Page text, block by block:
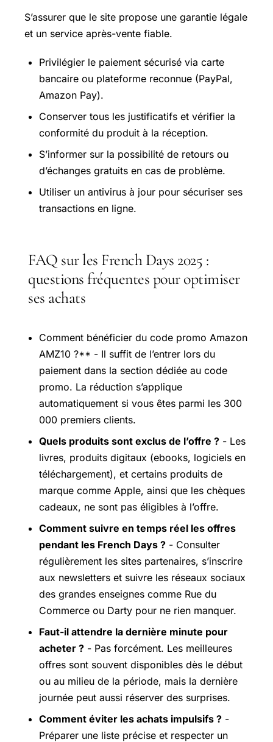
S’assurer que le site propose une garantie légale
et un service après-vente fiable.
Privilégier le paiement sécurisé via carte
bancaire ou plateforme reconnue (PayPal,
Amazon Pay).
Conserver tous les justificatifs et vérifier la
conformité du produit à la réception.
S’informer sur la possibilité de retours ou
d’échanges gratuits en cas de problème.
Utiliser un antivirus à jour pour sécuriser ses
transactions en ligne.
FAQ sur les French Days 2025 :
questions fréquentes pour optimiser
ses achats
Comment bénéficier du code promo Amazon
AMZ10 ?** - Il suffit de l’entrer lors du
paiement dans la section dédiée au code
promo. La réduction s’applique
automatiquement si vous êtes parmi les 300
000 premiers clients.
Quels produits sont exclus de l’offre ? - Les
livres, produits digitaux (ebooks, logiciels en
téléchargement), et certains produits de
marque comme Apple, ainsi que les chèques
cadeaux, ne sont pas éligibles à l’offre.
Comment suivre en temps réel les offres
pendant les French Days ? - Consulter
régulièrement les sites partenaires, s’inscrire
aux newsletters et suivre les réseaux sociaux
des grandes enseignes comme Rue du
Commerce ou Darty pour ne rien manquer.
Faut-il attendre la dernière minute pour
acheter ? - Pas forcément. Les meilleures
offres sont souvent disponibles dès le début
ou au milieu de la période, mais la dernière
journée peut aussi réserver des surprises.
Comment éviter les achats impulsifs ? -
Préparer une liste précise et respecter un